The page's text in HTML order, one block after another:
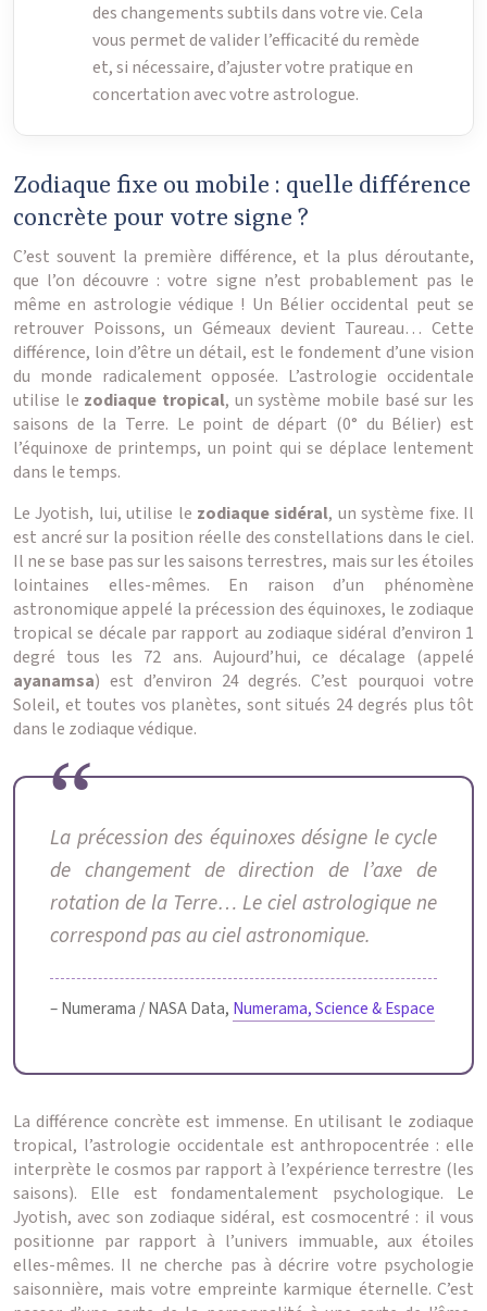
des changements subtils dans votre vie. Cela
vous permet de valider l’efficacité du remède
et, si nécessaire, d’ajuster votre pratique en
concertation avec votre astrologue.
Zodiaque fixe ou mobile : quelle différence
concrète pour votre signe ?
C’est souvent la première différence, et la plus déroutante,
que l’on découvre : votre signe n’est probablement pas le
même en astrologie védique ! Un Bélier occidental peut se
retrouver Poissons, un Gémeaux devient Taureau… Cette
différence, loin d’être un détail, est le fondement d’une vision
du monde radicalement opposée. L’astrologie occidentale
utilise le zodiaque tropical, un système mobile basé sur les
saisons de la Terre. Le point de départ (0° du Bélier) est
l’équinoxe de printemps, un point qui se déplace lentement
dans le temps.
Le Jyotish, lui, utilise le zodiaque sidéral, un système fixe. Il
est ancré sur la position réelle des constellations dans le ciel.
Il ne se base pas sur les saisons terrestres, mais sur les étoiles
lointaines elles-mêmes. En raison d’un phénomène
astronomique appelé la précession des équinoxes, le zodiaque
tropical se décale par rapport au zodiaque sidéral d’environ 1
degré tous les 72 ans. Aujourd’hui, ce décalage (appelé
ayanamsa) est d’environ 24 degrés. C’est pourquoi votre
Soleil, et toutes vos planètes, sont situés 24 degrés plus tôt
dans le zodiaque védique.
La précession des équinoxes désigne le cycle
de changement de direction de l’axe de
rotation de la Terre… Le ciel astrologique ne
correspond pas au ciel astronomique.
– Numerama / NASA Data, Numerama, Science & Espace
La différence concrète est immense. En utilisant le zodiaque
tropical, l’astrologie occidentale est anthropocentrée : elle
interprète le cosmos par rapport à l’expérience terrestre (les
saisons). Elle est fondamentalement psychologique. Le
Jyotish, avec son zodiaque sidéral, est cosmocentré : il vous
positionne par rapport à l’univers immuable, aux étoiles
elles-mêmes. Il ne cherche pas à décrire votre psychologie
saisonnière, mais votre empreinte karmique éternelle. C’est